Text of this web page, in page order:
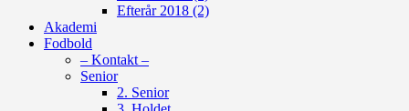
Efterår 2018 (2)
Akademi
Fodbold
– Kontakt –
Senior
2. Senior